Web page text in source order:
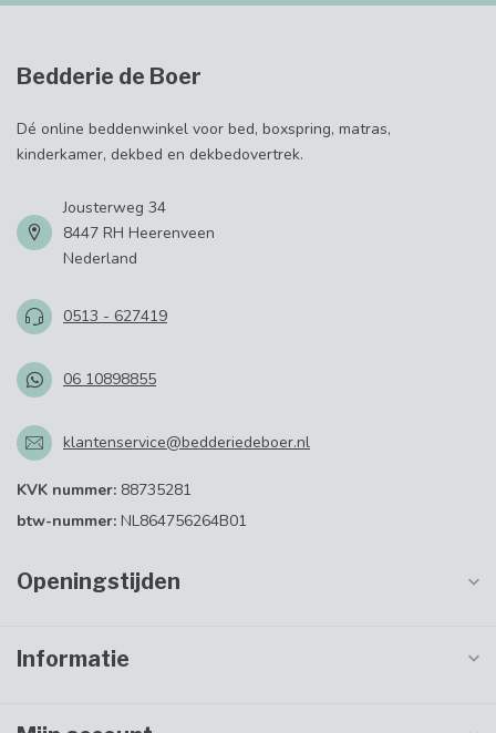
Bedderie de Boer
Dé online beddenwinkel voor bed, boxspring, matras,
kinderkamer, dekbed en dekbedovertrek.
Jousterweg 34
8447 RH Heerenveen
Nederland
0513 - 627419
06 10898855
klantenservice@bedderiedeboer.nl
KVK nummer: 88735281
btw-nummer: NL864756264B01
Openingstijden
Informatie